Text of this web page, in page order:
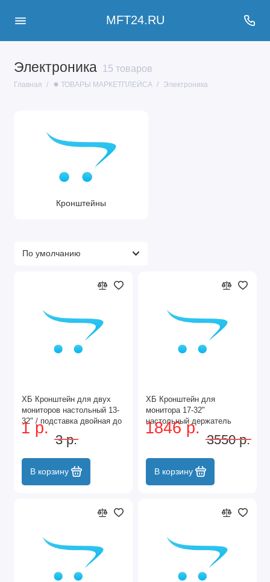
MFT24.RU
Электроника 15 товаров
Главная ✹ ТОВАРЫ МАРКЕТПЛЕЙСА Электроника
Кронштейны
ХБ Кронштейн для двух
мониторов настольный 13-
32" / подставка двойная до
2х10 кг
1 р.
3 р.
В корзину
ХБ Кронштейн для
монитора 17-32"
настольный держатель
подставка под монитор
1846 р.
3550 р.
В корзину